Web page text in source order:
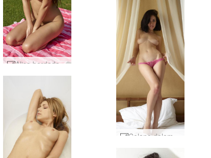
Alisa berdada #9